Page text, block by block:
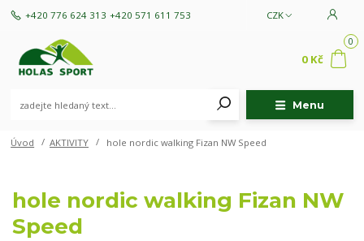
Menu
CZK
+420 776 624 313 +420 571 611 753
0
0 Kč
Úvod AKTIVITY hole nordic walking Fizan NW Speed
hole nordic walking Fizan NW
Speed